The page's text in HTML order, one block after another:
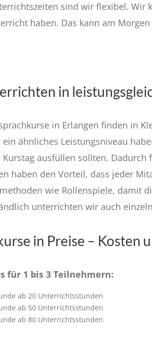
sind wir flexibel.
haben. Das kann am
in
in Erlangen finden in
ähnliches Leistungsniveau
Kurstag ausfüllen sollten.
haben den Vorteil, dass jeder
wie Rollenspiele, damit
unterrichten wir auch
in Preise – Kosten
für 1 bis 3 Teilnehmern:
ab 20 Unterrichtsstunden
ab 50 Unterrichtsstunden
ab 80 Unterrichtsstunden